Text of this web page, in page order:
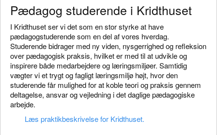
Pædagog studerende i Kridthuset
I Kridthuset ser vi det som en stor styrke at have
pædagogstuderende som en del af vores hverdag.
Studerende bidrager med ny viden, nysgerrighed og refleksion
over pædagogisk praksis, hvilket er med til at udvikle og
inspirere både medarbejdere og læringsmiljøer. Samtidig
vægter vi et trygt og fagligt læringsmiljø højt, hvor den
studerende får mulighed for at koble teori og praksis gennem
deltagelse, ansvar og vejledning i det daglige pædagogiske
arbejde.
Læs praktikbeskrivelse for Kridthuset.